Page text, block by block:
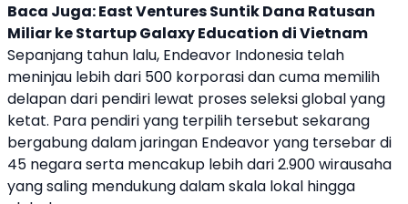
Baca Juga:East Ventures Suntik Dana Ratusan
Miliar ke Startup Galaxy Education di Vietnam
Sepanjang tahun lalu, Endeavor Indonesia telah
meninjau lebih dari 500 korporasi dan cuma memilih
delapan dari pendiri lewat proses seleksi global yang
ketat. Para pendiri yang terpilih tersebut sekarang
bergabung dalam jaringan Endeavor yang tersebar di
45 negara serta mencakup lebih dari 2.900 wirausaha
yang saling mendukung dalam skala lokal hingga